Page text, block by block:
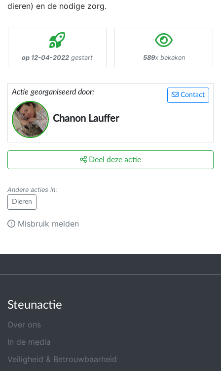
dieren) en de nodige zorg.
op 12-04-2022 gestart 589x bekeken
Contact
Actie georganiseerd door:
Chanon Lauffer
Deel deze actie
Andere acties in:
Dieren
Misbruik melden
Steunactie
Over ons
In de media
Veiligheid & Betrouwbaarheid